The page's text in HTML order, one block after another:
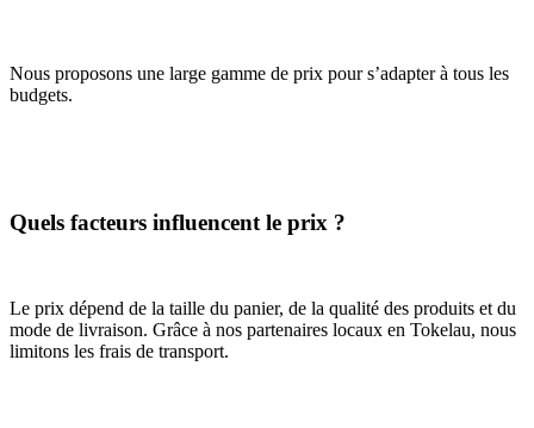
Nous proposons une large gamme de prix pour s’adapter à tous les
budgets.
Quels facteurs influencent le prix ?
Le prix dépend de la taille du panier, de la qualité des produits et du
mode de livraison. Grâce à nos partenaires locaux en Tokelau, nous
limitons les frais de transport.